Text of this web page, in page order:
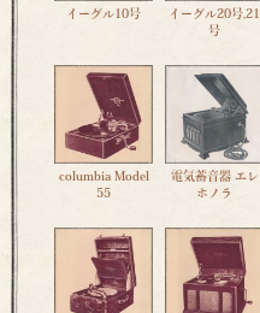
イーグル10号
イーグル20号,21
号
columbia Model
55
電気蓄音器 エレ
ホノラ